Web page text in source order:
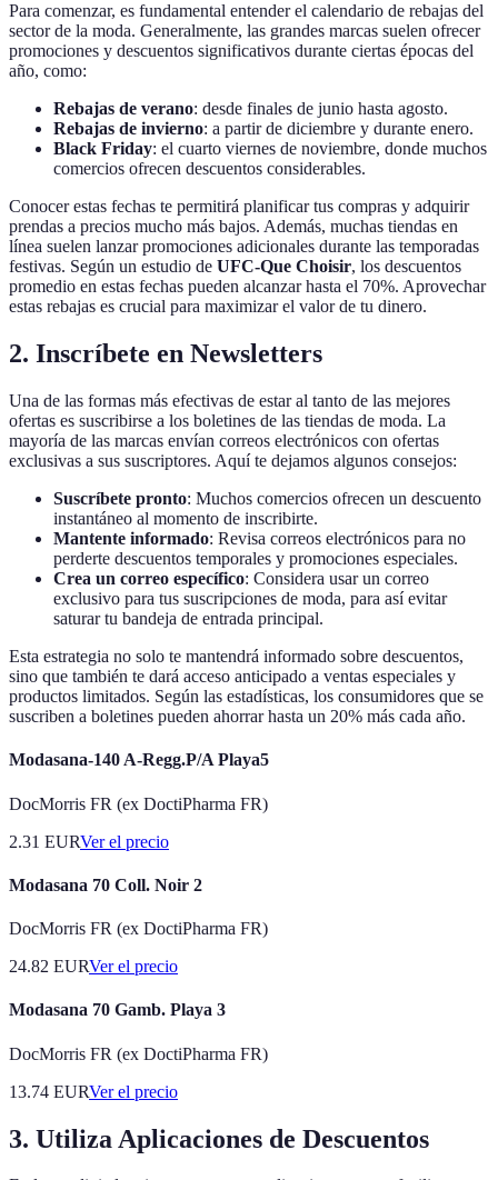
Para comenzar, es fundamental entender el calendario de rebajas del
sector de la moda. Generalmente, las grandes marcas suelen ofrecer
promociones y descuentos significativos durante ciertas épocas del
año, como:
Rebajas de verano: desde finales de junio hasta agosto.
Rebajas de invierno: a partir de diciembre y durante enero.
Black Friday: el cuarto viernes de noviembre, donde muchos
comercios ofrecen descuentos considerables.
Conocer estas fechas te permitirá planificar tus compras y adquirir
prendas a precios mucho más bajos. Además, muchas tiendas en
línea suelen lanzar promociones adicionales durante las temporadas
festivas. Según un estudio de UFC-Que Choisir, los descuentos
promedio en estas fechas pueden alcanzar hasta el 70%. Aprovechar
estas rebajas es crucial para maximizar el valor de tu dinero.
2. Inscríbete en Newsletters
Una de las formas más efectivas de estar al tanto de las mejores
ofertas es suscribirse a los boletines de las tiendas de moda. La
mayoría de las marcas envían correos electrónicos con ofertas
exclusivas a sus suscriptores. Aquí te dejamos algunos consejos:
Suscríbete pronto: Muchos comercios ofrecen un descuento
instantáneo al momento de inscribirte.
Mantente informado: Revisa correos electrónicos para no
perderte descuentos temporales y promociones especiales.
Crea un correo específico: Considera usar un correo
exclusivo para tus suscripciones de moda, para así evitar
saturar tu bandeja de entrada principal.
Esta estrategia no solo te mantendrá informado sobre descuentos,
sino que también te dará acceso anticipado a ventas especiales y
productos limitados. Según las estadísticas, los consumidores que se
suscriben a boletines pueden ahorrar hasta un 20% más cada año.
Modasana-140 A-Regg.P/A Playa5
DocMorris FR (ex DoctiPharma FR)
2.31 EURVer el precio
Modasana 70 Coll. Noir 2
DocMorris FR (ex DoctiPharma FR)
24.82 EURVer el precio
Modasana 70 Gamb. Playa 3
DocMorris FR (ex DoctiPharma FR)
13.74 EURVer el precio
3. Utiliza Aplicaciones de Descuentos